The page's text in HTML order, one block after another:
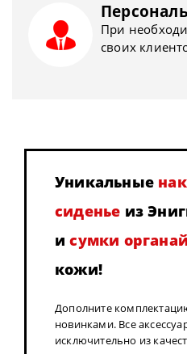
При
своих
Уникальные
сиденье из
исумки
кожи!
Дополните
новинками. Все
исключительно из